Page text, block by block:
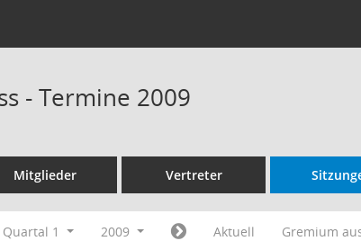
- Termine 2009
Mitglieder Vertreter
Quartal 1 2009 Aktuell Gremium